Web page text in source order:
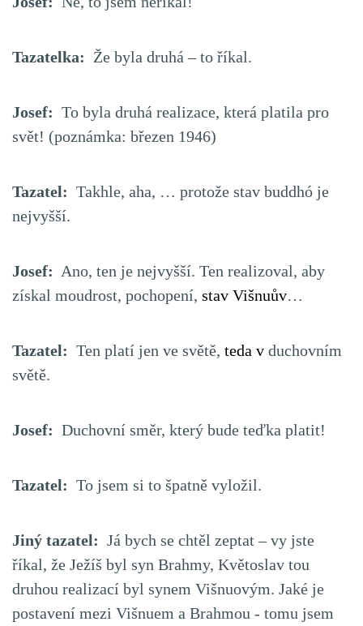
Tazatelka: Že byla druhá – to říkal.
Josef: To byla druhá realizace, která platila pro
svět! (poznámka: březen 1946)
Tazatel: Takhle, aha, … protože stav buddhó je
nejvyšší.
Josef: Ano, ten je nejvyšší. Ten realizoval, aby
získal moudrost, pochopení, stav Višnuův…
Tazatel: Ten platí jen ve světě, teda v duchovním
světě.
Josef: Duchovní směr, který bude teďka platit!
Tazatel: To jsem si to špatně vyložil.
Jiný tazatel: Já bych se chtěl zeptat – vy jste
říkal, že Ježíš byl syn Brahmy, Květoslav tou
druhou realizací byl synem Višnuovým. Jaké je
postavení mezi Višnuem a Brahmou - tomu jsem